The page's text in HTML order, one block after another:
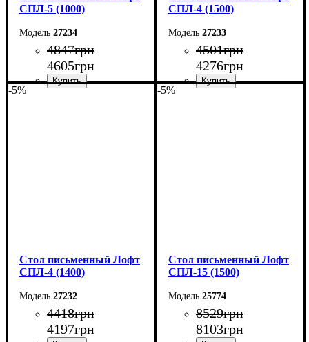
СПЛ-5 (1000)
27234
4847грн
4605грн
СПЛ-4 (1500)
27233
4501грн
4276грн
-5%
Стол письменный Лофт
СПЛ-4 (1400)
27232
4418грн
4197грн
-5%
Стол письменный Лофт
СПЛ-15 (1500)
25774
8529грн
8103грн